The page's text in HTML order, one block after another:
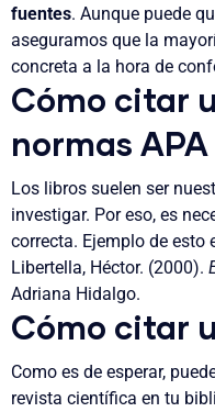
fuentes. Aunque puede
aseguramos que la
concreta a la hora de
Cómo citar
normas APA
Los libros suelen ser
investigar. Por eso, es
correcta. Ejemplo de esto
Libertella, Héctor. (2000).
Adriana Hidalgo.
Cómo citar
Como es de esperar,
revista científica en tu